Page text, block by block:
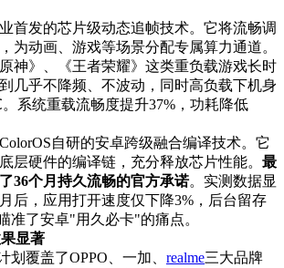
业首发的芯片级动态追帧技术。它将流畅调
为动画、游戏等场景分配专属算力通道。
神》、《王者荣耀》这类重负载游戏长时
几乎不降频、不波动，同时高负载下机身
系统重载流畅度提升37%，功耗降低
ColorOS自研的安卓跨级融合编译技术。它
层硬件的编译链，充分释放芯片性能。 最
36个月持久流畅的官方承诺。实测数据显
后，应用打开速度仅下降3%，后台留存
准了安卓"用久必卡"的痛点。
显著
划覆盖了OPPO、一加、 realme三大品牌